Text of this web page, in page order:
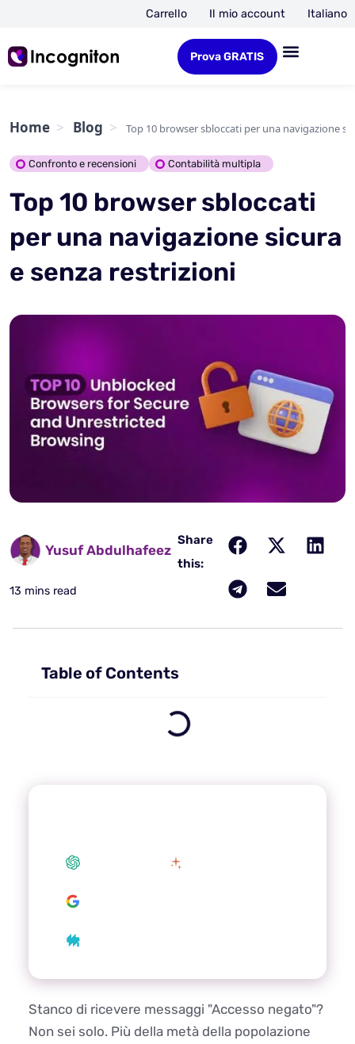
Carrello Il mio account Italiano
Prova GRATIS
Home Blog Top 10 browser sbloccati per una navigazione
Confronto e recensioni Contabilità multipla
Top 10 browser sbloccati
per una navigazione sicura
e senza restrizioni
Yusuf Abdulhafeez
13 mins read
Share
this:
Table of Contents
Stanco di ricevere messaggi "Accesso negato"?
Non sei solo. Più della metà della popolazione